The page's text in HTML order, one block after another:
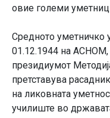
овие големи
Средното уметничко
01.12.1944 на АСНОМ,
президиумот
претставува
на ликовната
училиште во